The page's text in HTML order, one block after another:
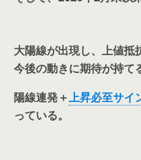
大陽線が出現し、上値抵
今後の動きに期待が持て
陽線連発＋上昇必至サイ
っている。